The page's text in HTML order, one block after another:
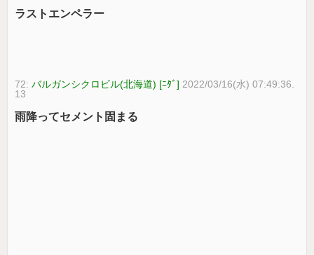
ラストエンペラー
72:バルガンシクロビル(北海道) [ﾆﾀﾞ] 2022/03/16(水) 07:49:36.
13
雨降ってセメント固まる